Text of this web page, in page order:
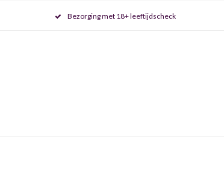
Bezorging met 18+ leeftijdscheck